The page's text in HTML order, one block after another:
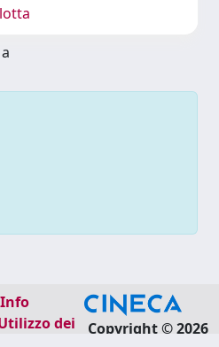
Info
dei
Copyright © 2026